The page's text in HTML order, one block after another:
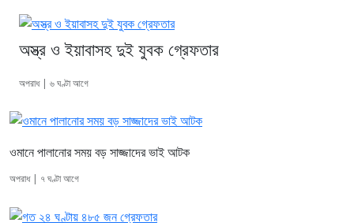
অস্ত্র ও ইয়াবাসহ দুই যুবক গ্রেফতার
অপরাধ | ৬ ঘণ্টা আগে
ওমানে পালানোর সময় বড় সাজ্জাদের ভাই আটক
অপরাধ | ৭ ঘণ্টা আগে